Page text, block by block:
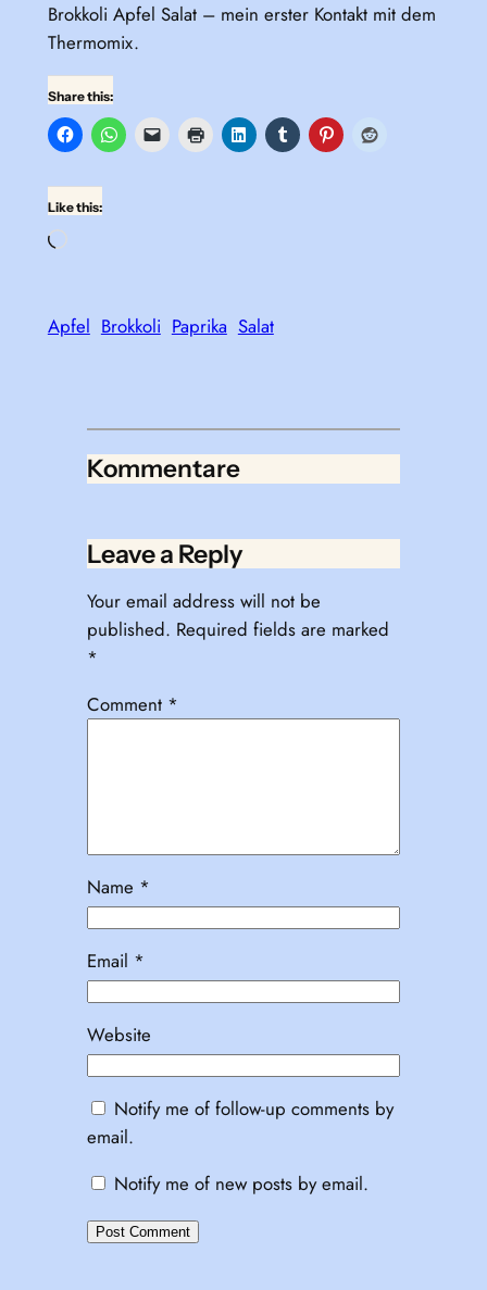
Brokkoli Apfel Salat – mein erster Kontakt mit dem
Thermomix.
Share this:
Like this:
Loading…
Apfel Brokkoli Paprika Salat
Kommentare
Leave a Reply
Your email address will not be
published. Required fields are marked
*
Comment *
Name *
Email *
Website
Notify me of follow-up comments by
email.
Notify me of new posts by email.